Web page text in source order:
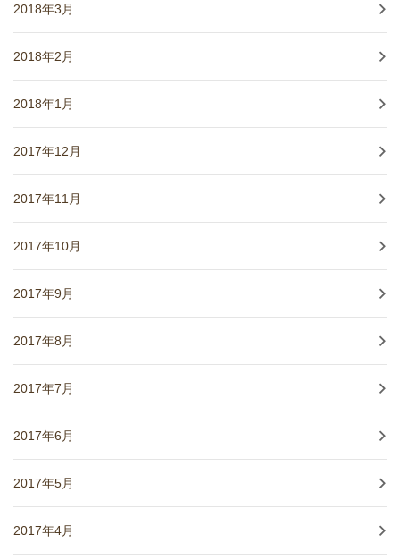
2018年3月
2018年2月
2018年1月
2017年12月
2017年11月
2017年10月
2017年9月
2017年8月
2017年7月
2017年6月
2017年5月
2017年4月